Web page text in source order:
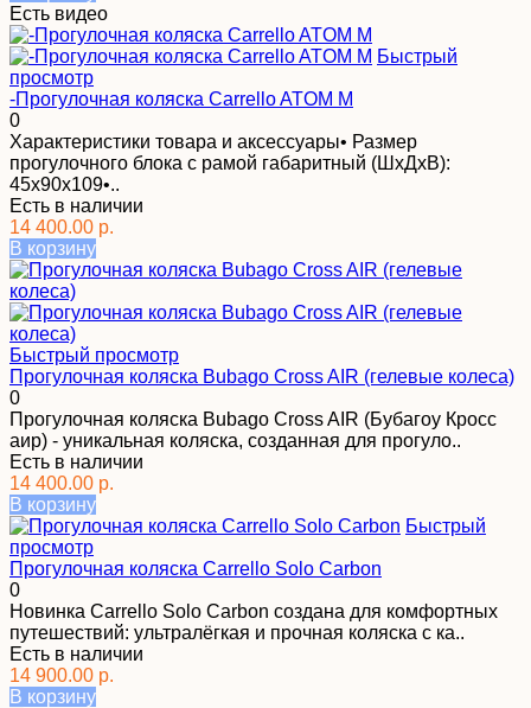
Есть видео
Быстрый
просмотр
-Прогулочная коляска Carrello ATOM М
0
Характеристики товара и аксессуары• Размер
прогулочного блока с рамой габаритный (ШхДхВ):
45x90x109•..
Есть в наличии
14 400.00 р.
В корзину
Быстрый просмотр
Прогулочная коляска Bubago Cross AIR (гелевые колеса)
0
Прогулочная коляска Bubago Cross AIR (Бубагоу Кросс
аир) - уникальная коляска, созданная для прогуло..
Есть в наличии
14 400.00 р.
В корзину
Быстрый
просмотр
Прогулочная коляска Carrello Solo Carbon
0
Новинка Carrello Solo Carbon создана для комфортных
путешествий: ультралёгкая и прочная коляска с ка..
Есть в наличии
14 900.00 р.
В корзину